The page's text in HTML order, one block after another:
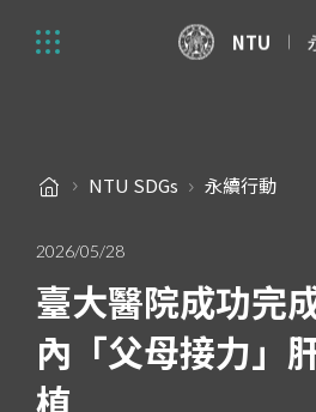
NTU
NTU SDGs 永續行動
2026/05/28
臺大醫院成功完
內「父母接力」
植